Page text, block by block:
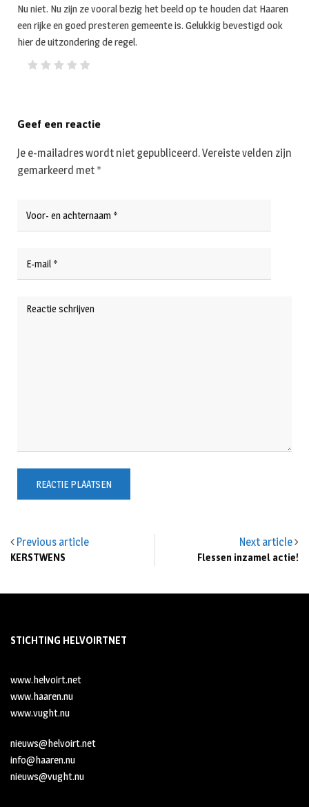
Previous article
KERSTWENS
Next article
Flessen inzamel actie!
Nu niet. Nu zijn ze vooral bezig het beeld op te houden dat Haaren
een rijke en goed presteren gemeente is. Gelukkig bevestigd ook
hier de uitzondering de regel.
Geef een reactie
Je e-mailadres wordt niet gepubliceerd.Vereiste velden zijn
gemarkeerd met *
STICHTING HELVOIRTNET
www.helvoirt.net
www.haaren.nu
www.vught.nu
nieuws@helvoirt.net
info@haaren.nu
nieuws@vught.nu